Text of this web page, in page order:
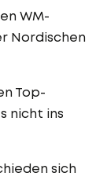
WM-
Nordischen
Top-
nicht ins
sich